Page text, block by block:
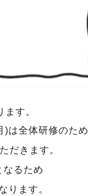
す。
)は全体研修のため
だきます。
なるため
ります。